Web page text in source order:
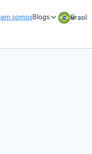
somosBlogs
Brasil